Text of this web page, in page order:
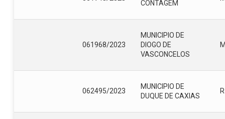
CONTAGEM
061968/2023
MUNICIPIO DE
DIOGO DE
VASCONCELOS
062495/2023
MUNICIPIO DE
DUQUE DE CAXIAS